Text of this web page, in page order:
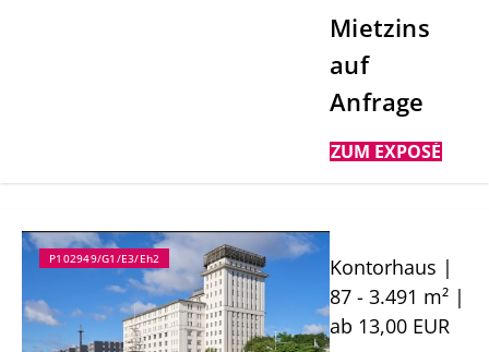
Mietzins
auf
Anfrage
ZUM EXPOSÉ
P102949/G1/E3/Eh2
Kontorhaus |
87 - 3.491 m² |
ab 13,00 EUR